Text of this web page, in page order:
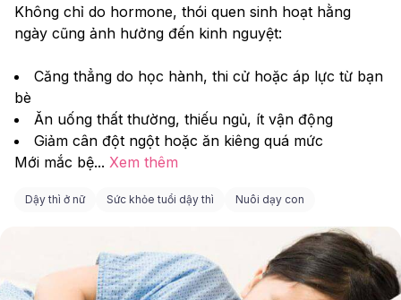
Không chỉ do hormone, thói quen sinh hoạt hằng
ngày cũng ảnh hưởng đến kinh nguyệt:
Căng thẳng do học hành, thi cử hoặc áp lực từ bạn
bè
Ăn uống thất thường, thiếu ngủ, ít vận động
Giảm cân đột ngột hoặc ăn kiêng quá mức
Mới mắc bệ... Xem thêm
Dậy thì ở nữ Sức khỏe tuổi dậy thì Nuôi dạy con